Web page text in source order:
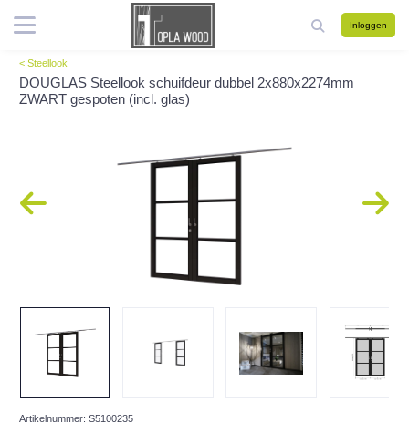
Inloggen
< Steellook
DOUGLAS Steellook schuifdeur dubbel 2x880x2274mm
ZWART gespoten (incl. glas)
Artikelnummer: S5100235